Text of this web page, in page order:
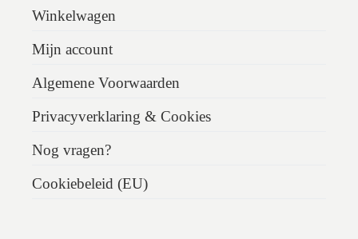
Winkelwagen
Mijn account
Algemene Voorwaarden
Privacyverklaring & Cookies
Nog vragen?
Cookiebeleid (EU)